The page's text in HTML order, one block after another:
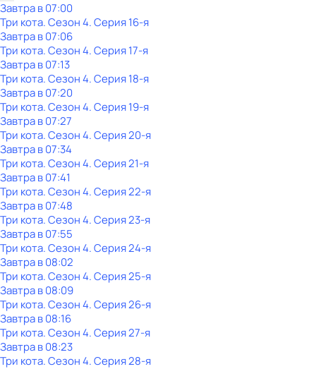
Завтра в 07:00
Три кота. Сезон 4. Серия 16-я
Завтра в 07:06
Три кота. Сезон 4. Серия 17-я
Завтра в 07:13
Три кота. Сезон 4. Серия 18-я
Завтра в 07:20
Три кота. Сезон 4. Серия 19-я
Завтра в 07:27
Три кота. Сезон 4. Серия 20-я
Завтра в 07:34
Три кота. Сезон 4. Серия 21-я
Завтра в 07:41
Три кота. Сезон 4. Серия 22-я
Завтра в 07:48
Три кота. Сезон 4. Серия 23-я
Завтра в 07:55
Три кота. Сезон 4. Серия 24-я
Завтра в 08:02
Три кота. Сезон 4. Серия 25-я
Завтра в 08:09
Три кота. Сезон 4. Серия 26-я
Завтра в 08:16
Три кота. Сезон 4. Серия 27-я
Завтра в 08:23
Три кота. Сезон 4. Серия 28-я